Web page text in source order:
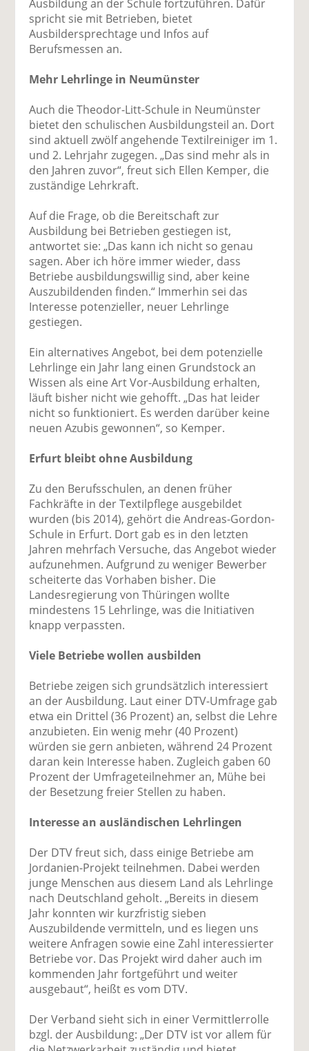
Ausbildung an der Schule fortzuführen. Dafür
spricht sie mit Betrieben, bietet
Ausbildersprechtage und Infos auf
Berufsmessen an.
Mehr Lehrlinge in Neumünster
Auch die Theodor-Litt-Schule in Neumünster
bietet den schulischen Ausbildungsteil an. Dort
sind aktuell zwölf angehende Textilreiniger im 1.
und 2. Lehrjahr zugegen. „Das sind mehr als in
den Jahren zuvor“, freut sich Ellen Kemper, die
zuständige Lehrkraft.
Auf die Frage, ob die Bereitschaft zur
Ausbildung bei Betrieben gestiegen ist,
antwortet sie: „Das kann ich nicht so genau
sagen. Aber ich höre immer wieder, dass
Betriebe ausbildungswillig sind, aber keine
Auszubildenden finden.“ Immerhin sei das
Interesse potenzieller, neuer Lehrlinge
gestiegen.
Ein alternatives Angebot, bei dem potenzielle
Lehrlinge ein Jahr lang einen Grundstock an
Wissen als eine Art Vor-Ausbildung erhalten,
läuft bisher nicht wie gehofft. „Das hat leider
nicht so funktioniert. Es werden darüber keine
neuen Azubis gewonnen“, so Kemper.
Erfurt bleibt ohne Ausbildung
Zu den Berufsschulen, an denen früher
Fachkräfte in der Textilpflege ausgebildet
wurden (bis 2014), gehört die Andreas-Gordon-
Schule in Erfurt. Dort gab es in den letzten
Jahren mehrfach Versuche, das Angebot wieder
aufzunehmen. Aufgrund zu weniger Bewerber
scheiterte das Vorhaben bisher. Die
Landesregierung von Thüringen wollte
mindestens 15 Lehrlinge, was die Initiativen
knapp verpassten.
Viele Betriebe wollen ausbilden
Betriebe zeigen sich grundsätzlich interessiert
an der Ausbildung. Laut einer DTV-Umfrage gab
etwa ein Drittel (36 Prozent) an, selbst die Lehre
anzubieten. Ein wenig mehr (40 Prozent)
würden sie gern anbieten, während 24 Prozent
daran kein Interesse haben. Zugleich gaben 60
Prozent der Umfrageteilnehmer an, Mühe bei
der Besetzung freier Stellen zu haben.
Interesse an ausländischen Lehrlingen
Der DTV freut sich, dass einige Betriebe am
Jordanien-Projekt teilnehmen. Dabei werden
junge Menschen aus diesem Land als Lehrlinge
nach Deutschland geholt. „Bereits in diesem
Jahr konnten wir kurzfristig sieben
Auszubildende vermitteln, und es liegen uns
weitere Anfragen sowie eine Zahl interessierter
Betriebe vor. Das Projekt wird daher auch im
kommenden Jahr fortgeführt und weiter
ausgebaut“, heißt es vom DTV.
Der Verband sieht sich in einer Vermittlerrolle
bzgl. der Ausbildung: „Der DTV ist vor allem für